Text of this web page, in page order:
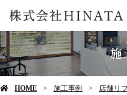
施
HOME 施工事例
店舗リ